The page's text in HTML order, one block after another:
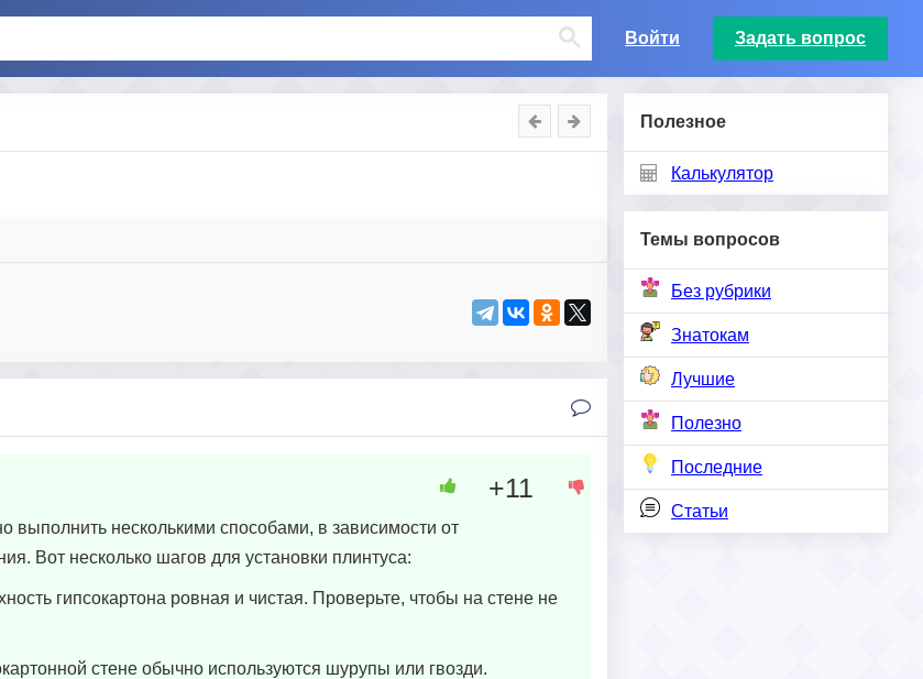
Войти Задать вопрос
Полезное
Калькулятор
Темы вопросов
Без рубрики
Знатокам
Лучшие
Полезно
Последние
Статьи
выполнить несколькими способами, в зависимости от
Вот несколько шагов для установки плинтуса:
гипсокартона ровная и чистая. Проверьте, чтобы на стене не
стене обычно используются шурупы или гвозди.
+11